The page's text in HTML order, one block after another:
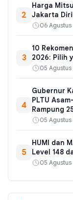
2
Harga
Jakarta
06
3
10
2026: Pilih
05
4
Gubernur
PLTU
Rampung
05
5
HUMI dan
Level 148
05